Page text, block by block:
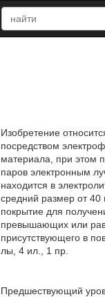
Изобретение
посредством
материала, при этом
паров электронным
находится в
средний размер от
покрытие для
превышающих или
присутствующего в
лы, 4 ил., 1 пр.
Предшествующий